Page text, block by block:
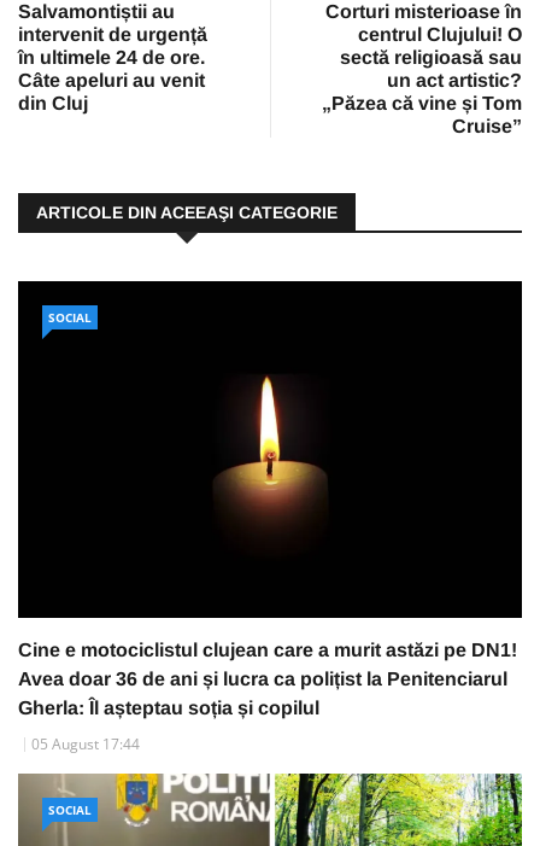
Salvamontiștii au
intervenit de urgență
în ultimele 24 de ore.
Câte apeluri au venit
din Cluj
Corturi misterioase în
centrul Clujului! O
sectă religioasă sau
un act artistic?
„Păzea că vine și Tom
Cruise”
ARTICOLE DIN ACEEAŞI CATEGORIE
SOCIAL
Cine e motociclistul clujean care a murit astăzi pe DN1!
Avea doar 36 de ani și lucra ca polițist la Penitenciarul
Gherla: Îl așteptau soția și copilul
05 August 17:44
SOCIAL